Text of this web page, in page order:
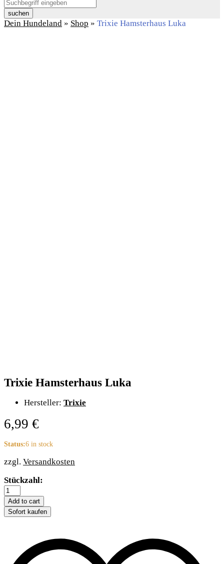
suchen
Dein Hundeland » Shop » Trixie Hamsterhaus Luka
Trixie Hamsterhaus Luka
Hersteller: Trixie
6,99 €
Status:6 in stock
zzgl. Versandkosten
Trixie
Hamsterhaus
Luka
quantity
Stückzahl:
Add to cart
Sofort kaufen